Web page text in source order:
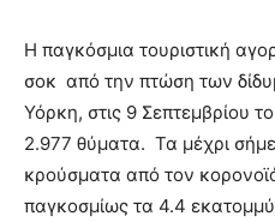
Η παγκόσμια τουριστική
σοκ από την πτώση των
Υόρκη, στις 9 Σεπτεμβρίου
2.977 θύματα. Τα μέχρι
κρούσματα από τον
παγκοσμίως τα 4.4